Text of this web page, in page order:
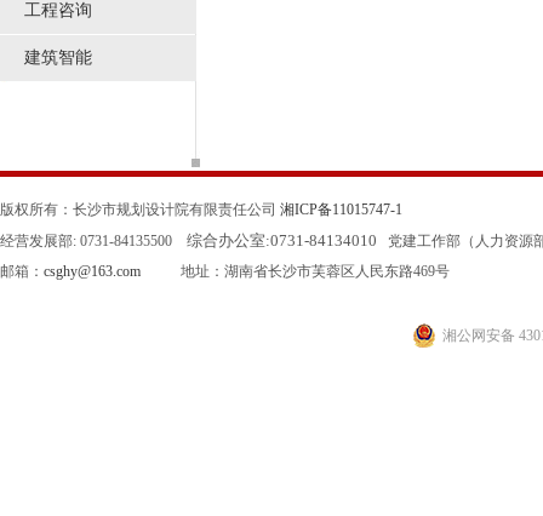
工程咨询
建筑智能
版权所有：长沙市规划设计院有限责任公司 湘ICP备11015747-1
经营发展部: 0731-84135500 综合办公室:0731-84134010
党建工作部（人力资源
邮箱： csghy@163.com 地址：湖南省长沙市芙蓉区人民东路469号
湘公网安备